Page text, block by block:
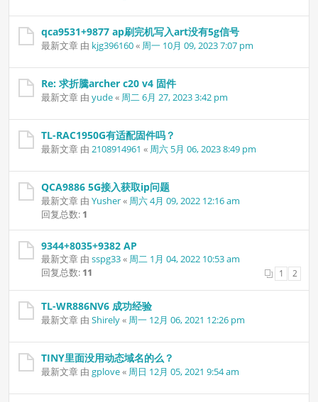
qca9531+9877 ap刷完机写入art没有5g信号
最新文章 由 kjg396160« 周一 10月 09, 2023 7:07 pm
Re: 求折騰archer c20 v4 固件
最新文章 由 yude« 周二 6月 27, 2023 3:42 pm
TL-RAC1950G有适配固件吗？
最新文章 由 2108914961 « 周六 5月 06, 2023 8:49 pm
QCA9886 5G接入获取ip问题
最新文章 由 Yusher« 周六 4月 09, 2022 12:16 am
回复总数: 1
9344+8035+9382 AP
最新文章 由 sspg33« 周二 1月 04, 2022 10:53 am
回复总数: 11 1 2
TL-WR886NV6 成功经验
最新文章 由 Shirely« 周一 12月 06, 2021 12:26 pm
TINY里面没用动态域名的么？
最新文章 由 gplove« 周日 12月 05, 2021 9:54 am